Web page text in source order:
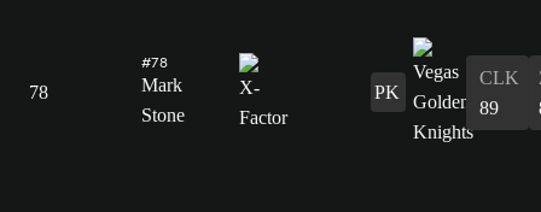
78
#78
Mark
Stone
PK
CLK
89